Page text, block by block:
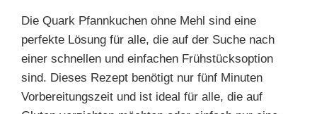
Die Quark Pfannkuchen ohne Mehl sind eine
perfekte Lösung für alle, die auf der Suche nach
einer schnellen und einfachen Frühstücksoption
sind. Dieses Rezept benötigt nur fünf Minuten
Vorbereitungszeit und ist ideal für alle, die auf